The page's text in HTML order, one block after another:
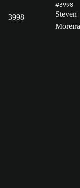
3998
#3998
Steven
Moreira